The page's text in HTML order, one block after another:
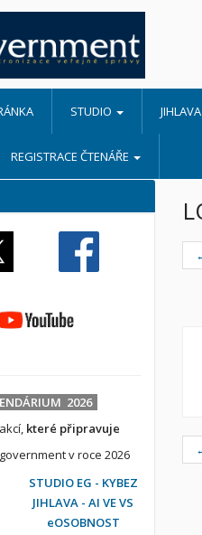
STUDIO JIHLAVA
REGISTRACE ČTENÁŘE
2026
které připravuje
v roce 2026
STUDIO EG - KYBEZ
JIHLAVA - AI VE VS
eOSOBNOST